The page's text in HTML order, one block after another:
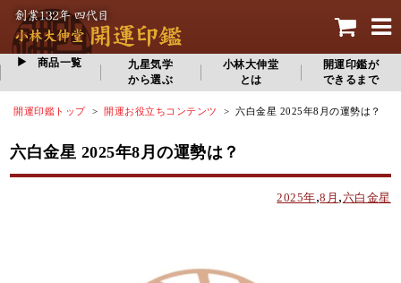
商品一覧
九星気学
から選ぶ
小林大伸堂
とは
開運印鑑が
できるまで
開運印鑑トップ> 開運お役立ちコンテンツ > 六白金星 2025年8月の運勢は？
六白金星 2025年8月の運勢は？
2025年,8月 ,六白金星